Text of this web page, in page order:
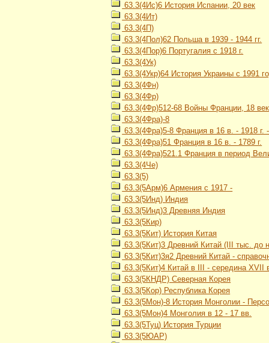
63.3(4Ис)6 История Испании, 20 век
63.3(4Ит)
63.3(4П)
63.3(4Пол)62 Польша в 1939 - 1944 гг.
63.3(4Пор)6 Португалия с 1918 г.
63.3(4Ук)
63.3(4Укр)64 История Украины с 1991
63.3(4Фн)
63.3(4Фр)
63.3(4Фр)512-68 Войны Франции, 18 век
63.3(4Фра)-8
63.3(4Фра)5-8 Франция в 16 в. - 1918 г.
63.3(4Фра)51 Франция в 16 в. - 1789 г.
63.3(4Фра)521.1 Франция в период
63.3(4Че)
63.3(5)
63.3(5Арм)6 Армения с 1917 -
63.3(5Инд) Индия
63.3(5Инд)3 Древняя Индия
63.3(5Кир)
63.3(5Кит) История Китая
63.3(5Кит)3 Древний Китай (III тыс. до
63.3(5Кит)3я2 Древний Китай -
63.3(5Кит)4 Китай в III - середина XVII
63.3(5КНДР) Северная Корея
63.3(5Кор) Республика Корея
63.3(5Мон)-8 История Монголии -
63.3(5Мон)4 Монголия в 12 - 17 вв.
63.3(5Туц) История Турции
63.3(5ЮАР)